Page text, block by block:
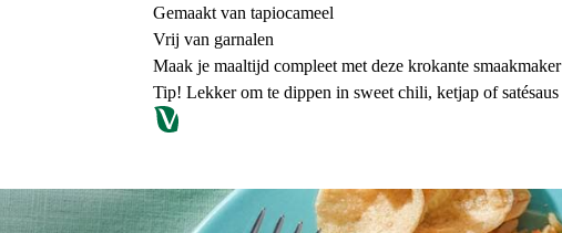
Gemaakt van tapiocameel
Vrij van garnalen
Maak je maaltijd compleet met deze krokante smaakmaker
Tip! Lekker om te dippen in sweet chili, ketjap of satésaus